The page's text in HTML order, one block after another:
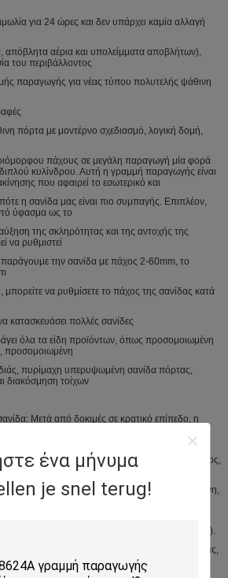
ένα μήνυμα
je snel terug!
για 24 ώρες και δεν υπάρχει καμία αλλαγή
αέρια και υπολείμματα αποβλήτων),
του περιβάλλοντος
παραγωγής για νέας τύπου πολυτελής ψάθινη
πόρτα με μοντέρνο σχεδιασμό, λογική δομή,
πάχους σε μεγάλη παραγωγή μία φορά
κυλίνδρου. Αυτή η γραμμή παραγωγής είναι
που αφαιρεί το εσωτερικό και
η σανίδα μας είναι πιο συμπαγής. Επιπλέον,
ύφασμα ως το
της σκληρότητας και της αντοχής της
να ρυθμιστεί
παράγουμε την σανίδα με πάχος 2-60mm, το
μπορείτε να ρυθμίσετε το πάχος της σανίδας κατά
κατασκευάσει πολλές σανίδες
όλα τα είδη προϊόντων, όπως προσομοιωμένη
προσομοιωμένη
πυρίμαχη υπερυψωμένη σανίδα πόρτας,
διακόσμηση τοίχων
Μετά από δοκιμές σε κρατικό επίπεδο, η
της ξύλινης
της αποτέλεσμα, η απόδοση και η αναλογία
καλύτερα από την ίδια σανίδα. Με μεγάλο πλάτος,
που
πριονισμένη, πλανισμένη και κολλημένη,
έτσι
περιβάλλον. Για παράδειγμα: σανίδα
(μαύρη) σανίδα καρυδιάς και bubinga (Canthor).
Μετά από δοκιμή σε επίπεδο επαρχίας,
πυροπροστασία,